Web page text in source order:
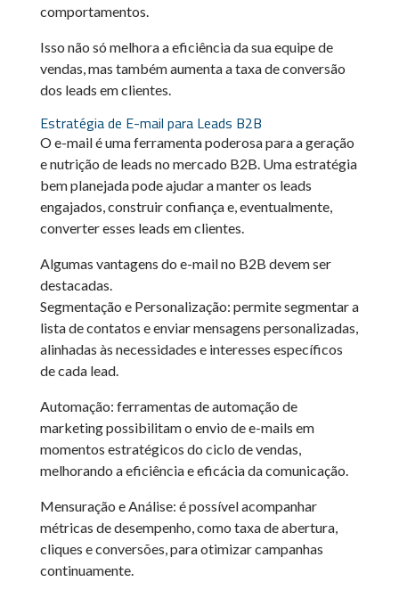
comportamentos.
Isso não só melhora a eficiência da sua equipe de
vendas, mas também aumenta a taxa de conversão
dos leads em clientes.
Estratégia de E-mail para Leads B2B
O e-mail é uma ferramenta poderosa para a geração
e nutrição de leads no mercado B2B. Uma estratégia
bem planejada pode ajudar a manter os leads
engajados, construir confiança e, eventualmente,
converter esses leads em clientes.
Algumas vantagens do e-mail no B2B devem ser
destacadas.
Segmentação e Personalização: permite segmentar a
lista de contatos e enviar mensagens personalizadas,
alinhadas às necessidades e interesses específicos
de cada lead.
Automação: ferramentas de automação de
marketing possibilitam o envio de e-mails em
momentos estratégicos do ciclo de vendas,
melhorando a eficiência e eficácia da comunicação.
Mensuração e Análise: é possível acompanhar
métricas de desempenho, como taxa de abertura,
cliques e conversões, para otimizar campanhas
continuamente.